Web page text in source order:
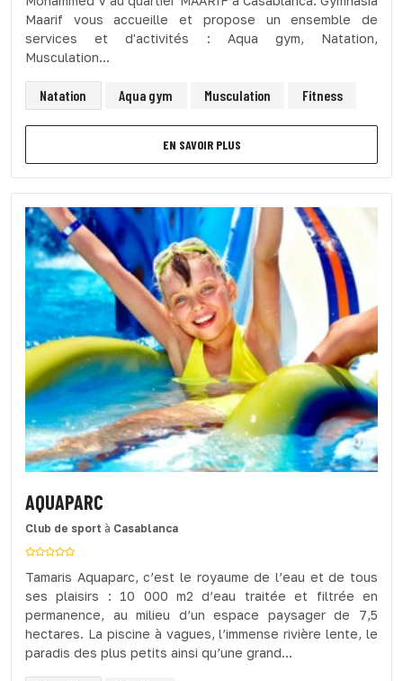
Maarif vous accueille et propose un ensemble de
services et d'activités : Aqua gym, Natation,
Musculation...
Natation Aqua gym Musculation Fitness
EN SAVOIR PLUS
AQUAPARC
Club de sport à Casablanca
Tamaris Aquaparc, c’est le royaume de l’eau et de tous
ses plaisirs : 10 000 m2 d’eau traitée et filtrée en
permanence, au milieu d’un espace paysager de 7,5
hectares. La piscine à vagues, l’immense rivière lente, le
paradis des plus petits ainsi qu’une grand...